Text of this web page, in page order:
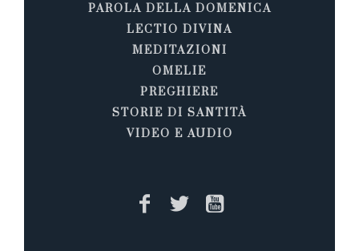
PAROLA DELLA DOMENICA
LECTIO DIVINA
MEDITAZIONI
OMELIE
PREGHIERE
STORIE DI SANTITÀ
VIDEO E AUDIO